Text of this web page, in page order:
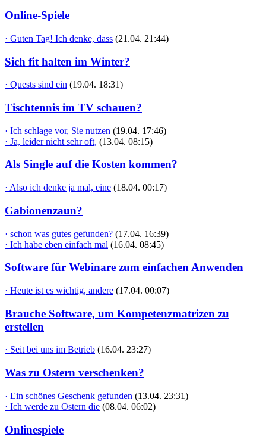
Online-Spiele
· Guten Tag! Ich denke, dass (21.04. 21:44)
Sich fit halten im Winter?
· Quests sind ein (19.04. 18:31)
Tischtennis im TV schauen?
· Ich schlage vor, Sie nutzen (19.04. 17:46)
· Ja, leider nicht sehr oft, (13.04. 08:15)
Als Single auf die Kosten kommen?
· Also ich denke ja mal, eine (18.04. 00:17)
Gabionenzaun?
· schon was gutes gefunden? (17.04. 16:39)
· Ich habe eben einfach mal (16.04. 08:45)
Software für Webinare zum einfachen Anwenden
· Heute ist es wichtig, andere (17.04. 00:07)
Brauche Software, um Kompetenzmatrizen zu
erstellen
· Seit bei uns im Betrieb (16.04. 23:27)
Was zu Ostern verschenken?
· Ein schönes Geschenk gefunden (13.04. 23:31)
· Ich werde zu Ostern die (08.04. 06:02)
Onlinespiele